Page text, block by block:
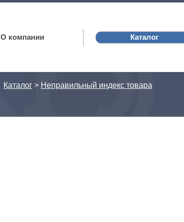
О компании Каталог
Каталог > Неправильный индекс товара